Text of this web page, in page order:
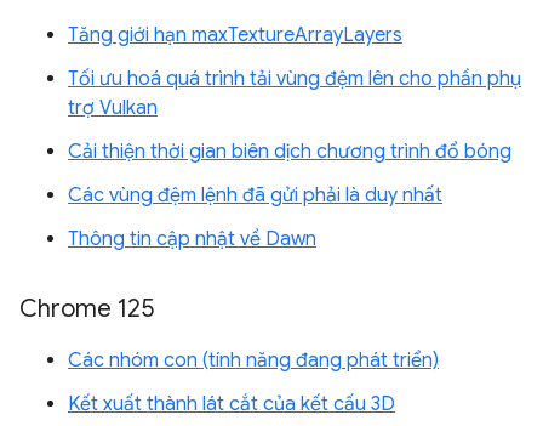
Tăng giới hạn maxTextureArrayLayers
Tối ưu hoá quá trình tải vùng đệm lên cho phần phụ
trợ Vulkan
Cải thiện thời gian biên dịch chương trình đổ bóng
Các vùng đệm lệnh đã gửi phải là duy nhất
Thông tin cập nhật về Dawn
Chrome 125
Các nhóm con (tính năng đang phát triển)
Kết xuất thành lát cắt của kết cấu 3D